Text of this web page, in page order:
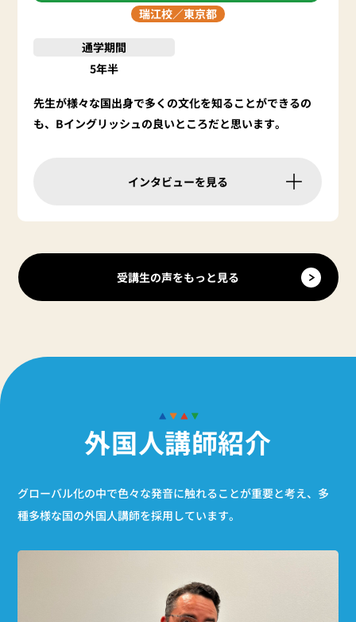
瑞江校／東京都
通学期間
5年半
先生が様々な国出身で多くの文化を知ることができるの
も、Bイングリッシュの良いところだと思います。
インタビューを見る
受講生の声をもっと見る
外国人講師紹介
グローバル化の中で色々な発音に触れることが重要と考え、 多
種多様な国の外国人講師を採用しています。